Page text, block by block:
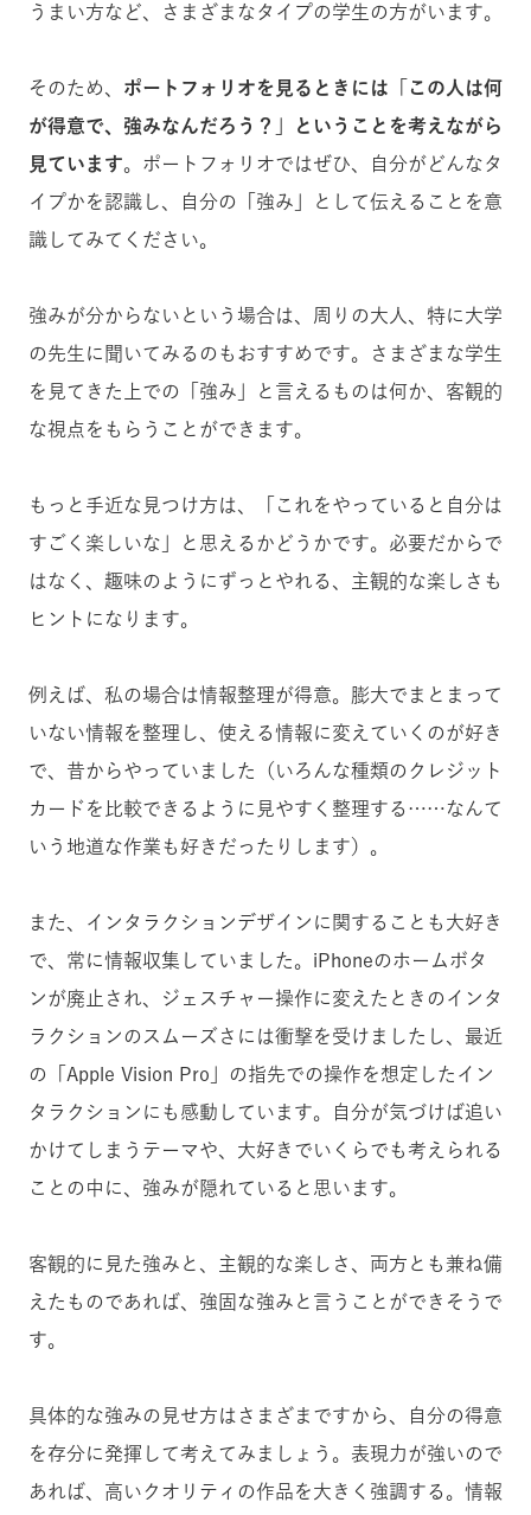
うまい方など、さまざまなタイプの学生の方がいます。
そのため、 ポートフォリオを見るときには「
この人は何
が得意で、強みなんだろう？
」ということを考えながら
見ています。ポートフォリオではぜひ、自分がどんなタ
イプかを認識し、自分の「強み」として伝えることを意
識してみてください。
強みが分からないという場合は、周りの大人、特に大学
の先生に聞いてみるのもおすすめです。さまざまな学生
を見てきた上での「強み」と言えるものは何か、客観的
な視点をもらうことができます。
もっと手近な見つけ方は、「これをやっていると自分は
すごく楽しいな」と思えるかどうかです。必要だからで
はなく、趣味のようにずっとやれる、主観的な楽しさも
ヒントになります。
例えば、私の場合は情報整理が得意。膨大でまとまって
いない情報を整理し、使える情報に変えていくのが好き
で、昔からやっていました（いろんな種類のクレジット
カードを比較できるように見やすく整理する……なんて
いう地道な作業も好きだったりします）。
また、インタラクションデザインに関することも大好き
で、常に情報収集していました。iPhoneのホームボタ
ンが廃止され、ジェスチャー操作に変えたときのインタ
ラクションのスムーズさには衝撃を受けましたし、最近
の「Apple Vision Pro」の指先での操作を想定したイン
タラクションにも感動しています。自分が気づけば追い
かけてしまうテーマや、大好きでいくらでも考えられる
ことの中に、強みが隠れていると思います。
客観的に見た強みと、主観的な楽しさ、両方とも兼ね備
えたものであれば、強固な強みと言うことができそうで
す。
具体的な強みの見せ方はさまざまですから、自分の得意
を存分に発揮して考えてみましょう。表現力が強いので
あれば、高いクオリティの作品を大きく強調する。情報